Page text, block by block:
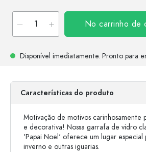
No carrinho de
Disponível imediatamente. Pronto para
Características do produto
Motivação de motivos carinhosamente
e decorativa! Nossa garrafa de vidro
'Papai Noel' oferece um lugar especial
inverno e outras iguarias.